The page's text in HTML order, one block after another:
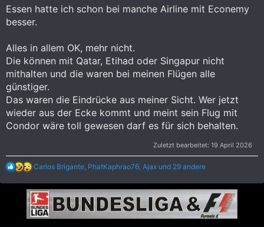
Essen hatte ich schon bei manche Airline mit Econemy
besser.
Alles in allem OK, mehr nicht.
Die können mit Qatar, Etihad oder Singapur nicht
mithalten und die waren bei meinen Flügen alle
günstiger.
Das waren die Eindrücke aus meiner Sicht. Wer jetzt
wieder aus der Ecke kommt und meint sein Flug mit
Condor wäre toll gewesen darf es für sich behalten.
Zuletzt bearbeitet: 19 April 2026
R
a
k
t
i
Carlos Brigante, PhatKaphrao76, Ajax und 29 andere